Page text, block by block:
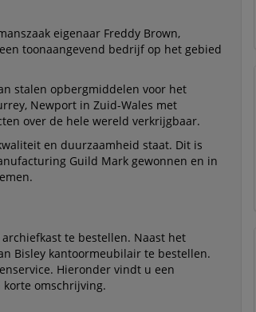
eigenaar Freddy Brown,
toonaangevend bedrijf op het gebied
stalen opbergmiddelen voor het
Newport in Zuid-Wales met
over de hele wereld verkrijgbaar.
en duurzaamheid staat. Dit is
Guild Mark gewonnen en in
te bestellen. Naast het
Bisley kantoormeubilair te bestellen.
Hieronder vindt u een
omschrijving.